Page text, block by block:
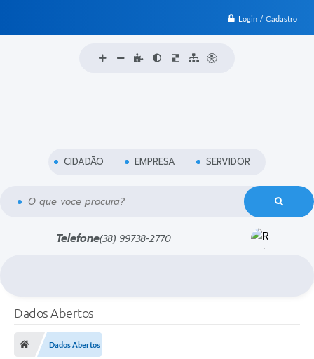
Login / Cadastro
O que voce procura?
CIDADÃO EMPRESA SERVIDOR
Telefone(38) 99738-2770
Dados Abertos
Dados Abertos